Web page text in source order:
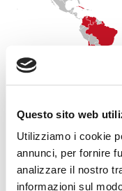
Questo sito web
Utilizziamo i cookie
annunci, per fornire
analizzare il nostro
informazioni sul